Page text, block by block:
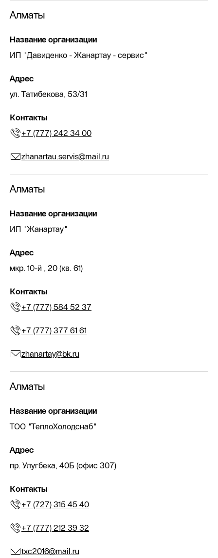
Алматы
Название организации
ИП "Давиденко - Жанартау - сервис"
Адрес
ул. Татибекова, 53/31
Контакты
+7 (777) 242 34 00
zhanartau.servis@mail.ru
Алматы
Название организации
ИП "Жанартау"
Адрес
мкр. 10-й , 20 (кв. 61)
Контакты
+7 (777) 584 52 37
+7 (777) 377 61 61
zhanartay@bk.ru
Алматы
Название организации
ТОО "ТеплоХолодснаб"
Адрес
пр. Улугбека, 40Б (офис 307)
Контакты
+7 (727) 315 45 40
+7 (777) 212 39 32
txc2016@mail.ru